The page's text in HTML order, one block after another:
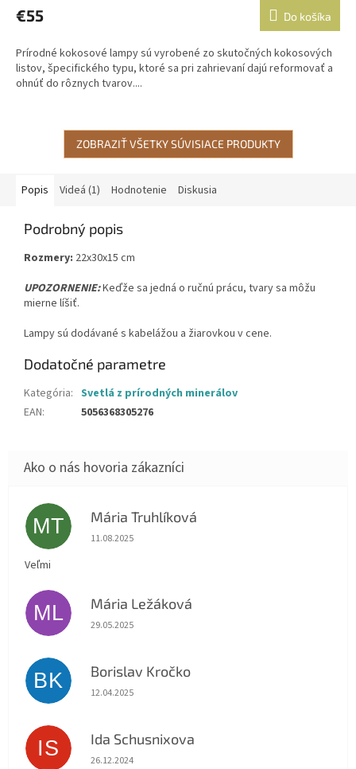
produktu
je
z
5
hviezdičiek.
€55 Do košíka
Prírodné kokosové lampy sú vyrobené zo skutočných kokosových
listov, špecifického typu, ktoré sa pri zahrievaní dajú reformovať a
ohnúť do rôznych tvarov....
ZOBRAZIŤ VŠETKY SÚVISIACE PRODUKTY
Popis Videá (1) Hodnotenie Diskusia
Podrobný popis
Rozmery: 22x30x15 cm
UPOZORNENIE:Keďže sa jedná o ručnú prácu, tvary sa môžu
mierne líšiť.
Lampy sú dodávané s kabelážou a žiarovkou v cene.
Dodatočné parametre
Kategória: Svetlá z prírodných minerálov
EAN: 5056368305276
MT Mária Truhlíková
Hodnotenie obchodu je 5 z 5 hviezdičiek.
11.08.2025
Veľmi
ML Mária Ležáková
Hodnotenie obchodu je 5 z 5 hviezdičiek.
29.05.2025
BK Borislav Kročko
Hodnotenie obchodu je 5 z 5 hviezdičiek.
12.04.2025
IS Ida Schusnixova
Hodnotenie obchodu je 5 z 5 hviezdičiek.
26.12.2024